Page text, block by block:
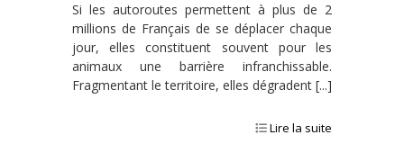
Si les autoroutes permettent à plus de 2
millions de Français de se déplacer chaque
jour, elles constituent souvent pour les
animaux une barrière infranchissable.
Fragmentant le territoire, elles dégradent [...]
Lire la suite